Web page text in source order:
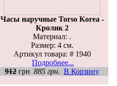
Часы наручные Torso Korea -
Кролик 2
Материал: .
Размер: 4 см.
Артикул товара: # 1940
Подробнее...
912 грн 885 грн. В Корзину